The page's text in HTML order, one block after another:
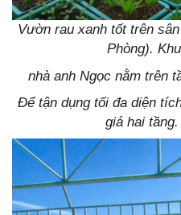
Vườn rau xanh tốt trên
Phòng).
nhà anh Ngọc nằm trên
Để tận dụng tối đa diện
giá hai